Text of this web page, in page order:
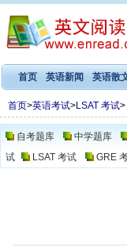
首页 英语新闻 英语散
首页>英语考试>LSAT 考试>
自考题库 中学题库
试
LSAT 考试 GRE